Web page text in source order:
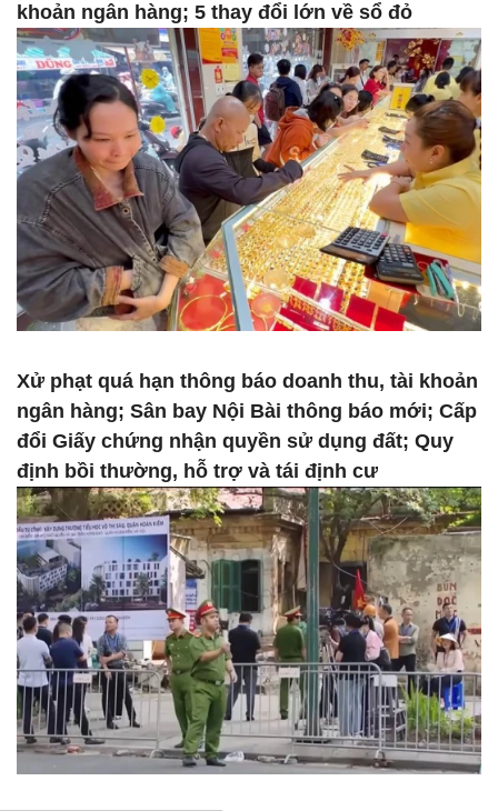
khoản ngân hàng; 5 thay đổi lớn về sổ đỏ
Xử phạt quá hạn thông báo doanh thu, tài khoản
ngân hàng; Sân bay Nội Bài thông báo mới; Cấp
đổi Giấy chứng nhận quyền sử dụng đất; Quy
định bồi thường, hỗ trợ và tái định cư